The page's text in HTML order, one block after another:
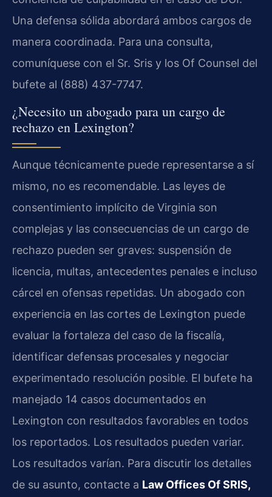
Una defensa sólida abordará ambos cargos de
manera coordinada. Para una consulta,
comuníquese con el Sr. Sris y los Of Counsel del
bufete al (888) 437-7747.
¿Necesito un abogado para un cargo de
rechazo en Lexington?
Aunque técnicamente puede representarse a sí
mismo, no es recomendable. Las leyes de
consentimiento implícito de Virginia son
complejas y las consecuencias de un cargo de
rechazo pueden ser graves: suspensión de
licencia, multas, antecedentes penales e incluso
cárcel en ofensas repetidas. Un abogado con
experiencia en las cortes de Lexington puede
evaluar la fortaleza del caso de la fiscalía,
identificar defensas procesales y negociar
experimentado resolución posible. El bufete ha
manejado 14 casos documentados en
Lexington con resultados favorables en todos
los reportados. Los resultados pueden variar.
Los resultados varían. Para discutir los detalles
de su asunto, contacte a Law Offices Of SRIS,